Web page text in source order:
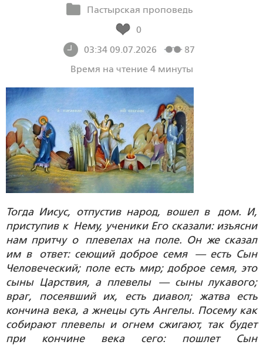
Пастырская проповедь
0
03:34 09.07.2026
87
Время на чтение 4 минуты
Тогда Иисус, отпустив народ, вошел в дом. И,
приступив к Нему, ученики Его сказали: изъясни
нам притчу о плевелах на поле. Он же сказал
им в ответ: сеющий доброе семя — есть Сын
Человеческий; поле есть мир; доброе семя, это
сыны Царствия, а плевелы — сыны лукавого;
враг, посеявший их, есть диавол; жатва есть
кончина века, а жнецы суть Ангелы. Посему как
собирают плевелы и огнем сжигают, так будет
при кончине века сего: пошлет Сын